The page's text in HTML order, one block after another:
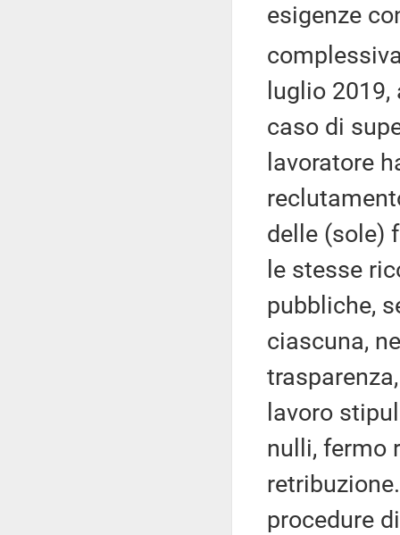
esigenze
luglio
caso di
lavoratore
delle (sole)
le stesse
pubbliche,
ciascuna,
lavoro
nulli, fermo
procedure